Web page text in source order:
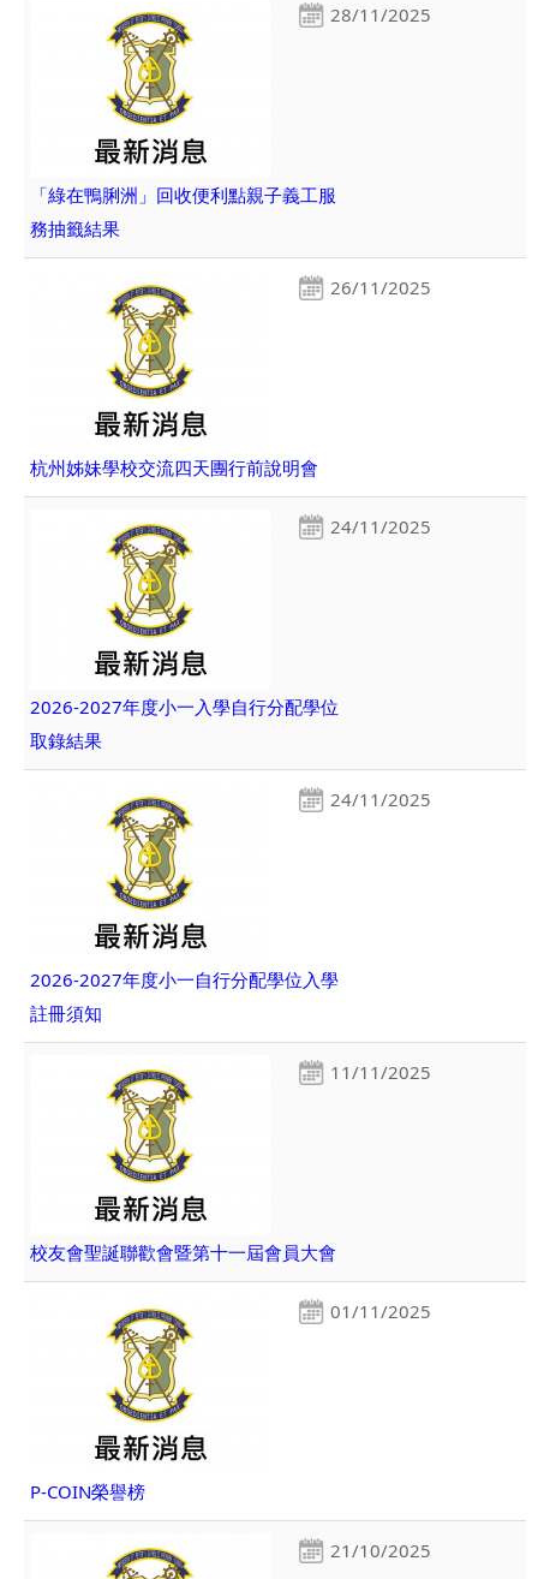
28/11/2025
「綠在鴨脷洲」回收便利點親子義工服
務抽籤結果
26/11/2025
杭州姊妹學校交流四天團行前說明會
24/11/2025
2026-2027年度小一入學自行分配學位
取錄結果
24/11/2025
2026-2027年度小一自行分配學位入學
註冊須知
11/11/2025
校友會聖誕聯歡會暨第十一屆會員大會
01/11/2025
P-COIN榮譽榜
21/10/2025